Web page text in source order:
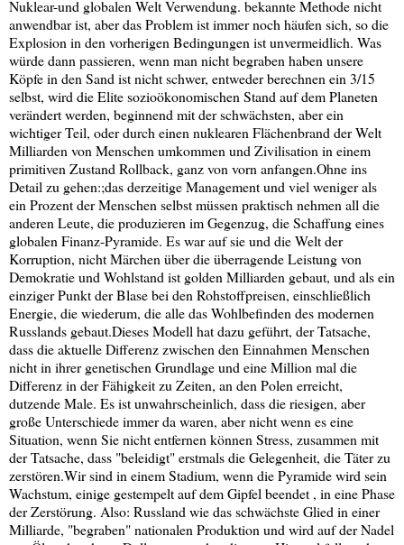
Nuklear-und globalen Welt Verwendung. bekannte Methode nicht
anwendbar ist, aber das Problem ist immer noch häufen sich, so die
Explosion in den vorherigen Bedingungen ist unvermeidlich. Was
würde dann passieren, wenn man nicht begraben haben unsere
Köpfe in den Sand ist nicht schwer, entweder berechnen ein 3/15
selbst, wird die Elite sozioökonomischen Stand auf dem Planeten
verändert werden, beginnend mit der schwächsten, aber ein
wichtiger Teil, oder durch einen nuklearen Flächenbrand der Welt
Milliarden von Menschen umkommen und Zivilisation in einem
primitiven Zustand Rollback, ganz von vorn anfangen.Ohne ins
Detail zu gehen:;das derzeitige Management und viel weniger als
ein Prozent der Menschen selbst müssen praktisch nehmen all die
anderen Leute, die produzieren im Gegenzug, die Schaffung eines
globalen Finanz-Pyramide. Es war auf sie und die Welt der
Korruption, nicht Märchen über die überragende Leistung von
Demokratie und Wohlstand ist golden Milliarden gebaut, und als ein
einziger Punkt der Blase bei den Rohstoffpreisen, einschließlich
Energie, die wiederum, die alle das Wohlbefinden des modernen
Russlands gebaut.Dieses Modell hat dazu geführt, der Tatsache,
dass die aktuelle Differenz zwischen den Einnahmen Menschen
nicht in ihrer genetischen Grundlage und eine Million mal die
Differenz in der Fähigkeit zu Zeiten, an den Polen erreicht,
dutzende Male. Es ist unwahrscheinlich, dass die riesigen, aber
große Unterschiede immer da waren, aber nicht wenn es eine
Situation, wenn Sie nicht entfernen können Stress, zusammen mit
der Tatsache, dass "beleidigt" erstmals die Gelegenheit, die Täter zu
zerstören.Wir sind in einem Stadium, wenn die Pyramide wird sein
Wachstum, einige gestempelt auf dem Gipfel beendet , in eine Phase
der Zerstörung. Also: Russland wie das schwächste Glied in einer
Milliarde, "begraben" nationalen Produktion und wird auf der Nadel